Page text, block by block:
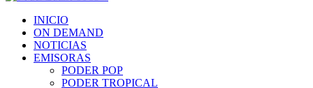
INICIO
ON DEMAND
NOTICIAS
EMISORAS
PODER POP
PODER TROPICAL